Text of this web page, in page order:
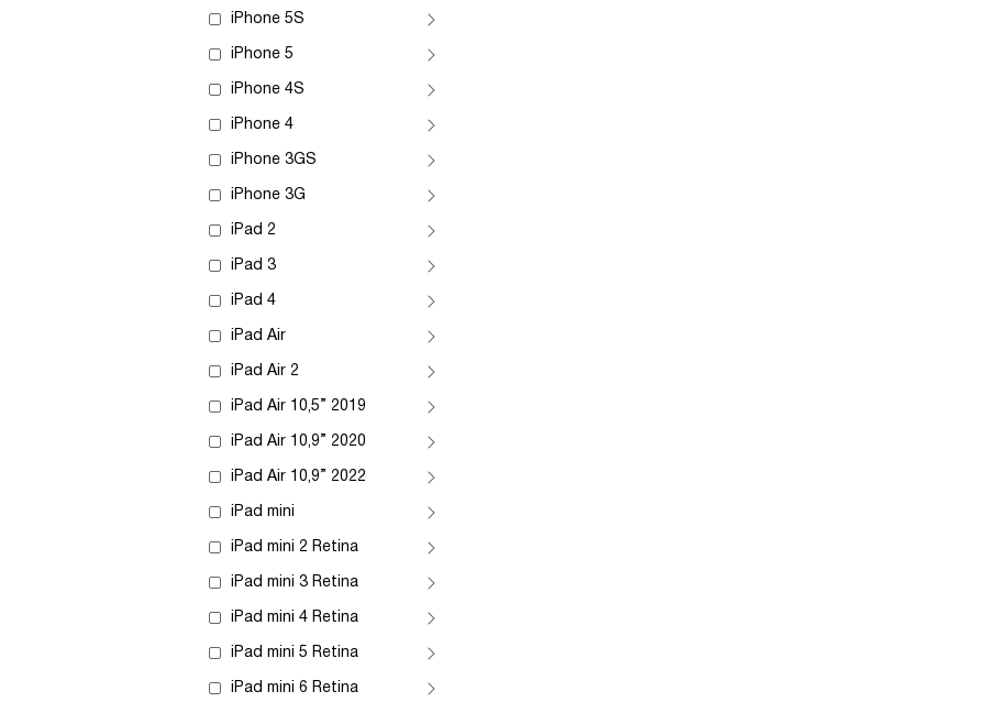
iPhone 5S
iPhone 5
iPhone 4S
iPhone 4
iPhone 3GS
iPhone 3G
iPad 2
iPad 3
iPad 4
iPad Air
iPad Air 2
iPad Air 10,5” 2019
iPad Air 10,9” 2020
iPad Air 10,9” 2022
iPad mini
iPad mini 2 Retina
iPad mini 3 Retina
iPad mini 4 Retina
iPad mini 5 Retina
iPad mini 6 Retina